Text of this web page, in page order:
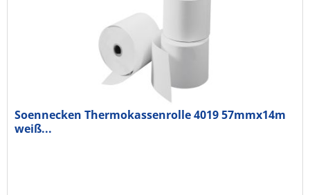
Soennecken Thermokassenrolle 4019 57mmx14m
weiß...